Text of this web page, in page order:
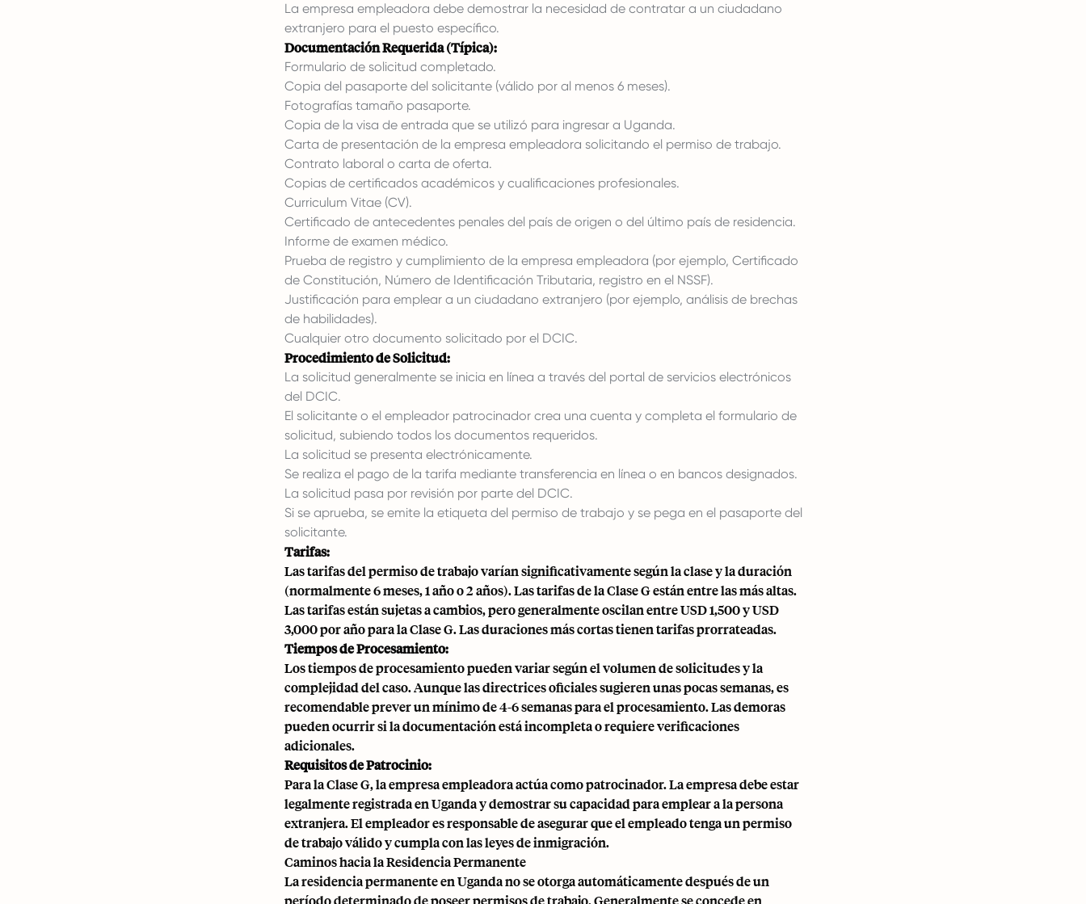
La empresa empleadora debe demostrar la necesidad de contratar a un ciudadano
extranjero para el puesto específico.
Documentación Requerida (Típica):
Formulario de solicitud completado.
Copia del pasaporte del solicitante (válido por al menos 6 meses).
Fotografías tamaño pasaporte.
Copia de la visa de entrada que se utilizó para ingresar a Uganda.
Carta de presentación de la empresa empleadora solicitando el permiso de trabajo.
Contrato laboral o carta de oferta.
Copias de certificados académicos y cualificaciones profesionales.
Curriculum Vitae (CV).
Certificado de antecedentes penales del país de origen o del último país de residencia.
Informe de examen médico.
Prueba de registro y cumplimiento de la empresa empleadora (por ejemplo, Certificado
de Constitución, Número de Identificación Tributaria, registro en el NSSF).
Justificación para emplear a un ciudadano extranjero (por ejemplo, análisis de brechas
de habilidades).
Cualquier otro documento solicitado por el DCIC.
Procedimiento de Solicitud:
La solicitud generalmente se inicia en línea a través del portal de servicios electrónicos
del DCIC.
El solicitante o el empleador patrocinador crea una cuenta y completa el formulario de
solicitud, subiendo todos los documentos requeridos.
La solicitud se presenta electrónicamente.
Se realiza el pago de la tarifa mediante transferencia en línea o en bancos designados.
La solicitud pasa por revisión por parte del DCIC.
Si se aprueba, se emite la etiqueta del permiso de trabajo y se pega en el pasaporte del
solicitante.
Tarifas:
Las tarifas del permiso de trabajo varían significativamente según la clase y la duración
(normalmente 6 meses, 1 año o 2 años). Las tarifas de la Clase G están entre las más altas.
Las tarifas están sujetas a cambios, pero generalmente oscilan entre USD 1,500 y USD
3,000 por año para la Clase G. Las duraciones más cortas tienen tarifas prorrateadas.
Tiempos de Procesamiento:
Los tiempos de procesamiento pueden variar según el volumen de solicitudes y la
complejidad del caso. Aunque las directrices oficiales sugieren unas pocas semanas, es
recomendable prever un mínimo de 4-6 semanas para el procesamiento. Las demoras
pueden ocurrir si la documentación está incompleta o requiere verificaciones
adicionales.
Requisitos de Patrocinio:
Para la Clase G, la empresa empleadora actúa como patrocinador. La empresa debe estar
legalmente registrada en Uganda y demostrar su capacidad para emplear a la persona
extranjera. El empleador es responsable de asegurar que el empleado tenga un permiso
de trabajo válido y cumpla con las leyes de inmigración.
Caminos hacia la Residencia Permanente
La residencia permanente en Uganda no se otorga automáticamente después de un
período determinado de poseer permisos de trabajo. Generalmente se concede en